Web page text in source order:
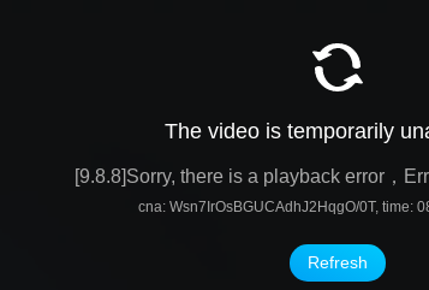
The video is temporarily
[9.8.8]Sorry, there is a playback error，
cna: Wsn7IrOsBGUCAdhJ2HqgO/0T, time:
Refresh